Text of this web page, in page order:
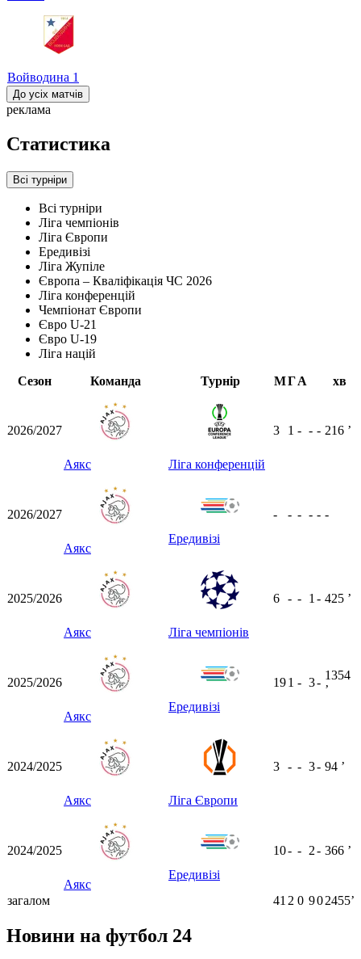
Войводина 1
До усіх матчів
реклама
Статистика
Всі турніри
Всі турніри
Ліга чемпіонів
Ліга Європи
Ередивізі
Ліга Жупіле
Європа – Кваліфікація ЧС 2026
Ліга конференцій
Чемпіонат Європи
Євро U-21
Євро U-19
Ліга націй
Сезон
Команда Турнір МГА хв
2026/2027
Аякс Ліга конференцій
3 1 - - - 216 ʼ
2026/2027
Аякс
Ередивізі
- - - - - -
2025/2026
Аякс Ліга чемпіонів
6 - - 1 - 425 ʼ
2025/2026
Аякс
Ередивізі
191 - 3-
1354
ʼ
2024/2025
Аякс Ліга Європи
3 - - 3- 94 ʼ
2024/2025
Аякс
Ередивізі
10- - 2- 366 ʼ
загалом 41 2 0 902455ʼ
Новини на футбол 24